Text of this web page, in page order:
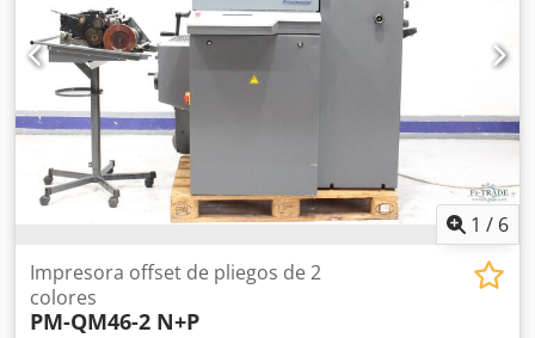
cabezales de costura Dispositivo de corte central Kit de
costura de bucle adicional Se puede inspeccionar en
producción.
1 / 6
Impresora offset de pliegos de 2
colores
PM-QM46-2 N+P